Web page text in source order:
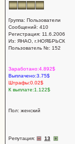
Группа: Пользователи
Сообщений: 410
Регистрация: 11.6.2006
Из: ЯНАО, г.НОЯБРЬСК
Пользователь №: 152
Заработано:4.892$
Выплачено:3.75$
Штрафы:0.02$
К выплате:1.122$
Пол: женский
Репутация: 13